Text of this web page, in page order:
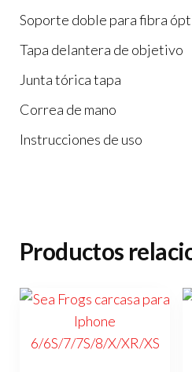
Soporte doble para fibra
Tapa delantera de objetivo
Junta tórica tapa
Correa de mano
Instrucciones de uso
Productos